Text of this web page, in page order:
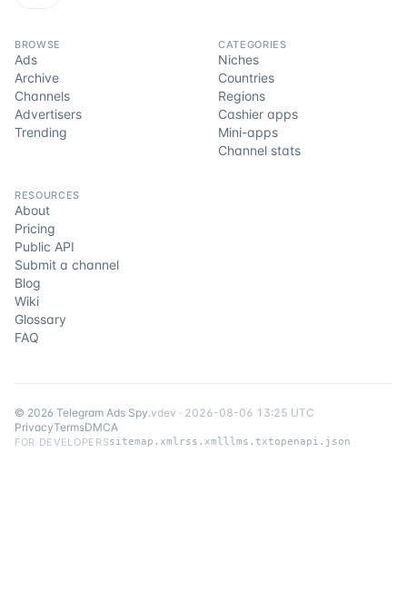
BROWSE
Ads
Archive
Channels
Advertisers
Trending
CATEGORIES
Niches
Countries
Regions
Cashier apps
Mini-apps
Channel stats
RESOURCES
About
Pricing
Public API
Submit a channel
Blog
Wiki
Glossary
FAQ
© 2026 Telegram Ads Spy.vdev · 2026-08-06 13:25 UTC
PrivacyTermsDMCA
FOR DEVELOPERSsitemap.xml rss.xmlllms.txtopenapi.json